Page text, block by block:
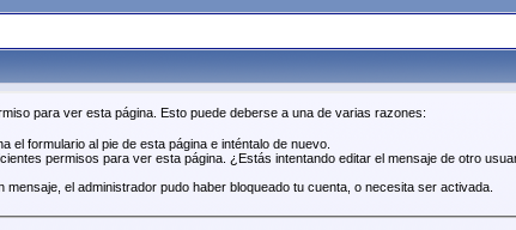
para ver esta página. Esto puede deberse a una de varias razones:
el formulario al pie de esta página e inténtalo de nuevo.
permisos para ver esta página. ¿Estás intentando editar el mensaje de otro
mensaje, el administrador pudo haber bloqueado tu cuenta, o necesita ser activada.